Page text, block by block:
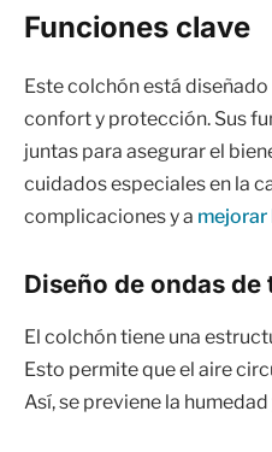
Funciones clave
Este colchón está
confort y protección. Sus
juntas para asegurar el
cuidados especiales en la
complicaciones y a mejorar
Diseño de ondas de
El colchón tiene una
Esto permite que el aire
Así, se previene la